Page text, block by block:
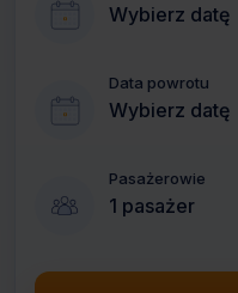
Wybierz datę
Data powrotu
Wybierz datę
Pasażerowie
1 pasażer